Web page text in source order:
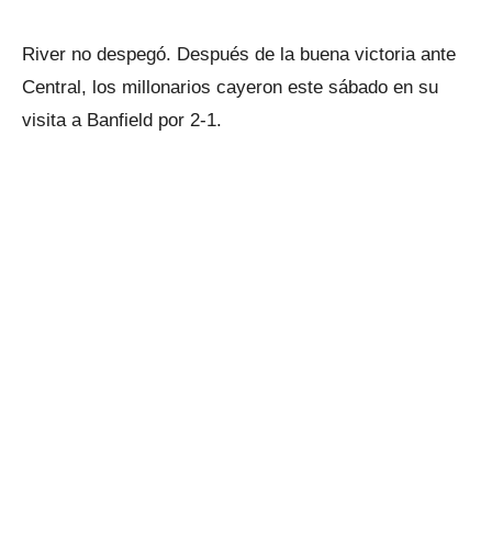
River no despegó. Después de la buena victoria ante
Central, los millonarios cayeron este sábado en su
visita a Banfield por 2-1.